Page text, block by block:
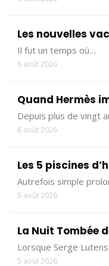
Les nouvelles
Il fut un temps où…
6 août 2026
Quand Hermès
Depuis plus de vingt
6 août 2026
Les 5 piscines
Autrefois simple
5 août 2026
La Nuit Tombée
Lorsque Serge
5 août 2026